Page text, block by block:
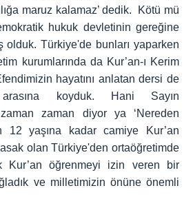
maruz kalamaz’ dedik. Kötü mü
hukuk devletinin gereğine
olduk. Türkiye'de bunları yaparken
kurumlarında da Kur’an-ı Kerim
hayatını anlatan dersi de
koyduk. Hani Sayın
zaman zaman diyor ya ‘Nereden
12 yaşına kadar camiye Kur’an
olan Türkiye'den ortaöğretimde
Kur’an öğrenmeyi izin veren bir
ve milletimizin önüne önemli